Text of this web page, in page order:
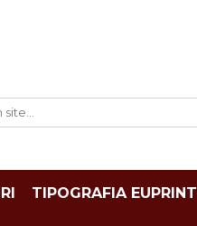
TIPOGRAFIA EUPRINT